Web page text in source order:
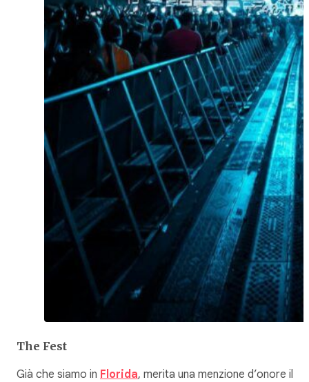
The Fest
Già che siamo in Florida, merita una menzione d’onore il